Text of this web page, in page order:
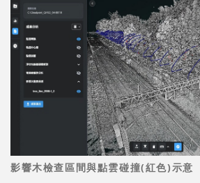
影響木檢查區間與點雲碰撞(紅色)示意